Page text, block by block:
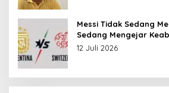
Messi Tidak Sedang
Sedang Mengejar
12 Juli 2026